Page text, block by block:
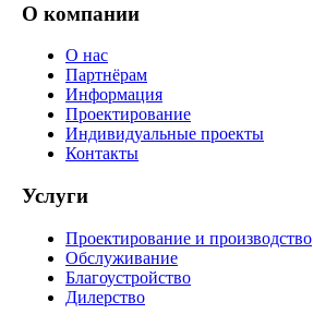
О компании
О нас
Партнёрам
Информация
Проектирование
Индивидуальные проекты
Контакты
Услуги
Проектирование и производство
Обслуживание
Благоустройство
Дилерство